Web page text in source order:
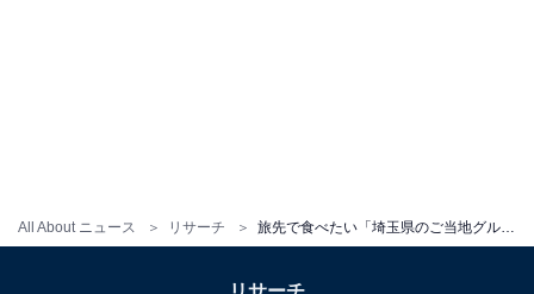
All About ニュース リサーチ
1 2